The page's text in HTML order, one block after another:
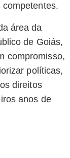
área da
de Goiás,
compromisso,
políticas,
direitos
anos de